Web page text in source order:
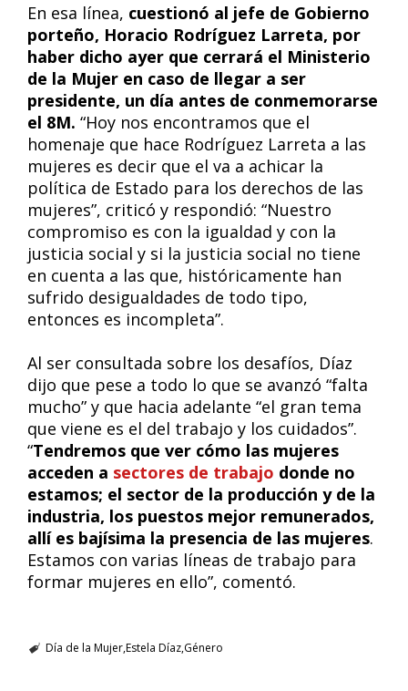
En esa línea, cuestionó al jefe de Gobierno
porteño, Horacio Rodríguez Larreta, por
haber dicho ayer que cerrará el Ministerio
de la Mujer en caso de llegar a ser
presidente, un día antes de conmemorarse
el 8M. “Hoy nos encontramos que el
homenaje que hace Rodríguez Larreta a las
mujeres es decir que el va a achicar la
política de Estado para los derechos de las
mujeres”, criticó y respondió: “Nuestro
compromiso es con la igualdad y con la
justicia social y si la justicia social no tiene
en cuenta a las que, históricamente han
sufrido desigualdades de todo tipo,
entonces es incompleta”.
Al ser consultada sobre los desafíos, Díaz
dijo que pese a todo lo que se avanzó “falta
mucho” y que hacia adelante “el gran tema
que viene es el del trabajo y los cuidados”.
“Tendremos que ver cómo las mujeres
acceden a sectores de trabajo donde no
estamos; el sector de la producción y de la
industria, los puestos mejor remunerados,
allí es bajísima la presencia de las mujeres.
Estamos con varias líneas de trabajo para
formar mujeres en ello”, comentó.
Día de la MujerEstela DíazGénero